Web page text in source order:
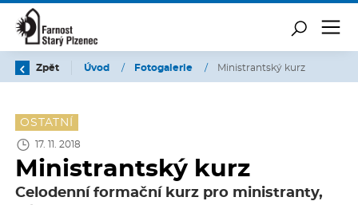
Zpět Úvod / Fotogalerie / Ministrantský kurz
OSTATNÍ
17. 11. 2018
Ministrantský kurz
Celodenní formační kurz pro ministranty,